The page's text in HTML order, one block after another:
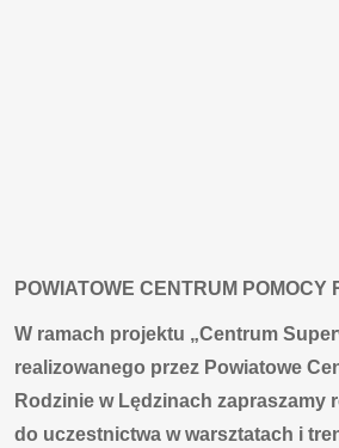
POWIATOWE CENTRUM POMOCY
W ramach projektu „Centrum
realizowanego przez Powiatowe
Rodzinie w Lędzinach zapraszamy
do uczestnictwa w warsztatach i